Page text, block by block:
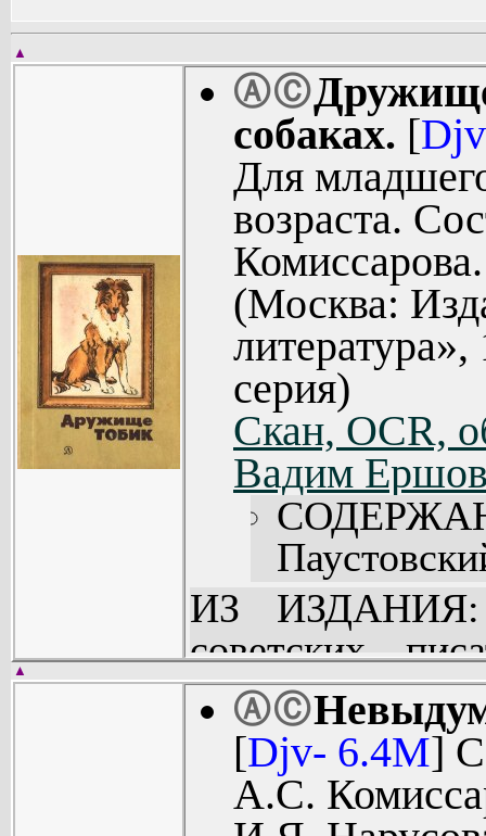
▲
ⒶⒸ
собаках. [
Для
возраста.
Комиссарова.
(Москва:
серия)
Скан, OCR,
Вадим
Пришвин
Лаповок
ИЗ ИЗДАНИЯ:
советских
верных друзьях
книги: М.
В. Белов, Е.
В. Дудинцев,
▲
ⒶⒸ
[Djv- 6.4M]
А.С.